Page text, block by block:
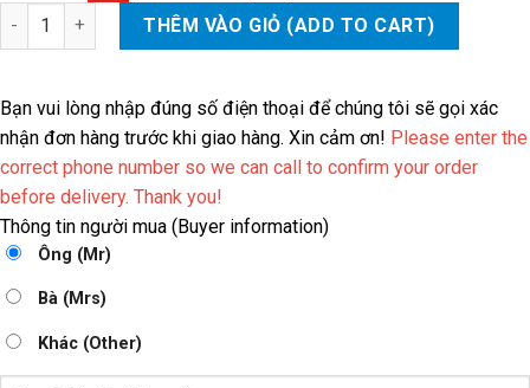
DÂY CAM TOYOTA FORTUNER, HILUX, LAND CRUISER số lượng
THÊM VÀO GIỎ (ADD TO CART)
Bạn vui lòng nhập đúng số điện thoại để chúng tôi sẽ gọi xác
nhận đơn hàng trước khi giao hàng. Xin cảm ơn! Please enter the
correct phone number so we can call to confirm your order
before delivery. Thank you!
Thông tin người mua (Buyer information)
Ông (Mr)
Bà (Mrs)
Khác (Other)